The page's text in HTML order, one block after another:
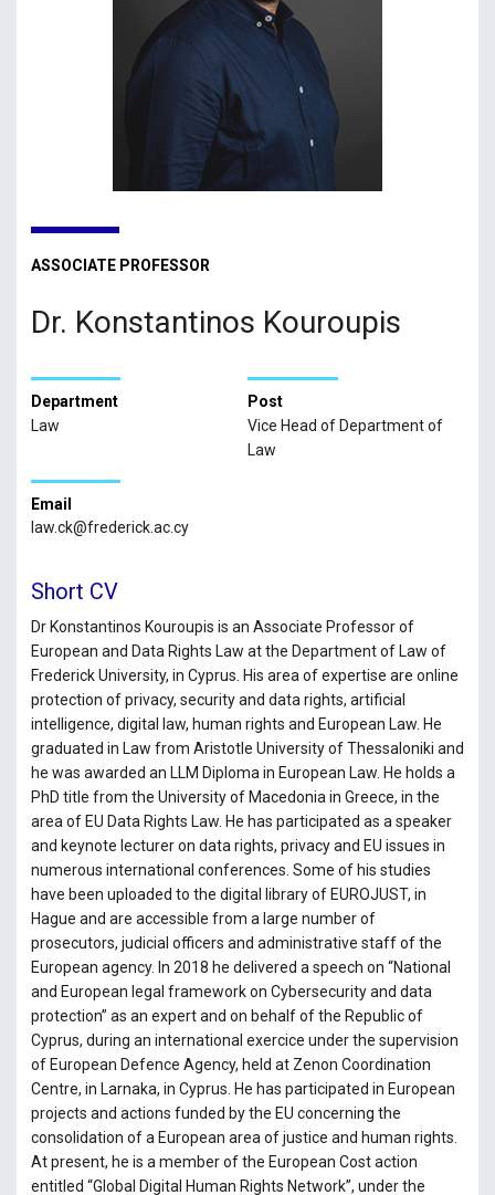
ASSOCIATE PROFESSOR
Dr. Konstantinos Kouroupis
Department
Law
Post
Vice Head of Department of
Law
Email
law.ck@frederick.ac.cy
Short CV
Dr Konstantinos Kouroupis is an Associate Professor of
European and Data Rights Law at the Department of Law of
Frederick University, in Cyprus. His area of expertise are online
protection of privacy, security and data rights, artificial
intelligence, digital law, human rights and European Law. He
graduated in Law from Aristotle University of Thessaloniki and
he was awarded an LLM Diploma in European Law. He holds a
PhD title from the University of Macedonia in Greece, in the
area of EU Data Rights Law. He has participated as a speaker
and keynote lecturer on data rights, privacy and EU issues in
numerous international conferences. Some of his studies
have been uploaded to the digital library of EUROJUST, in
Hague and are accessible from a large number of
prosecutors, judicial officers and administrative staff of the
European agency. In 2018 he delivered a speech on “National
and European legal framework on Cybersecurity and data
protection” as an expert and on behalf of the Republic of
Cyprus, during an international exercice under the supervision
of European Defence Agency, held at Zenon Coordination
Centre, in Larnaka, in Cyprus. He has participated in European
projects and actions funded by the EU concerning the
consolidation of a European area of justice and human rights.
At present, he is a member of the European Cost action
entitled “Global Digital Human Rights Network”, under the